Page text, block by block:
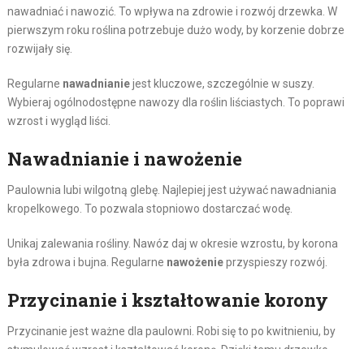
nawadniać i nawozić. To wpływa na zdrowie i rozwój drzewka. W
pierwszym roku roślina potrzebuje dużo wody, by korzenie dobrze
rozwijały się.
Regularne nawadnianiejest kluczowe, szczególnie w suszy.
Wybieraj ogólnodostępne nawozy dla roślin liściastych. To poprawi
wzrost i wygląd liści.
Nawadnianie i nawożenie
Paulownia lubi wilgotną glebę. Najlepiej jest używać nawadniania
kropelkowego. To pozwala stopniowo dostarczać wodę.
Unikaj zalewania rośliny. Nawóz daj w okresie wzrostu, by korona
była zdrowa i bujna. Regularne nawożenieprzyspieszy rozwój.
Przycinanie i kształtowanie korony
Przycinanie jest ważne dla paulowni. Robi się to po kwitnieniu, by